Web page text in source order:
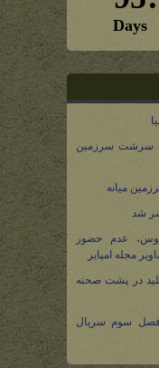
سرشت سرزمین
میانه
شد
عدم حضور
مجله امپایر
در پشت صحنه
فصل سوم سریال